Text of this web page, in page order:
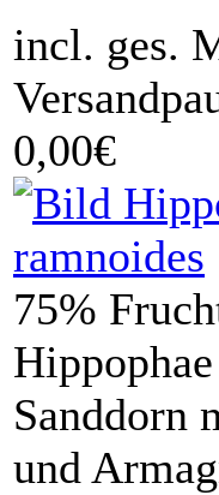
incl. ges.
0,00€
75%
Sanddorn
und